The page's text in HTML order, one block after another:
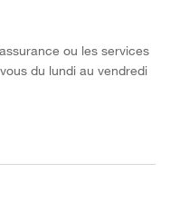
ou les services
du lundi au vendredi